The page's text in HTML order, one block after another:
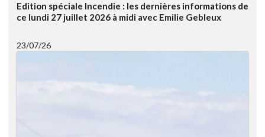
Edition spéciale Incendie : les dernières informations de
ce lundi 27 juillet 2026 à midi avec Emilie Gebleux
23/07/26